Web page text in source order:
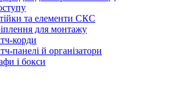
та елементи СКС
для монтажу
корди
панелі й організатори
і бокси